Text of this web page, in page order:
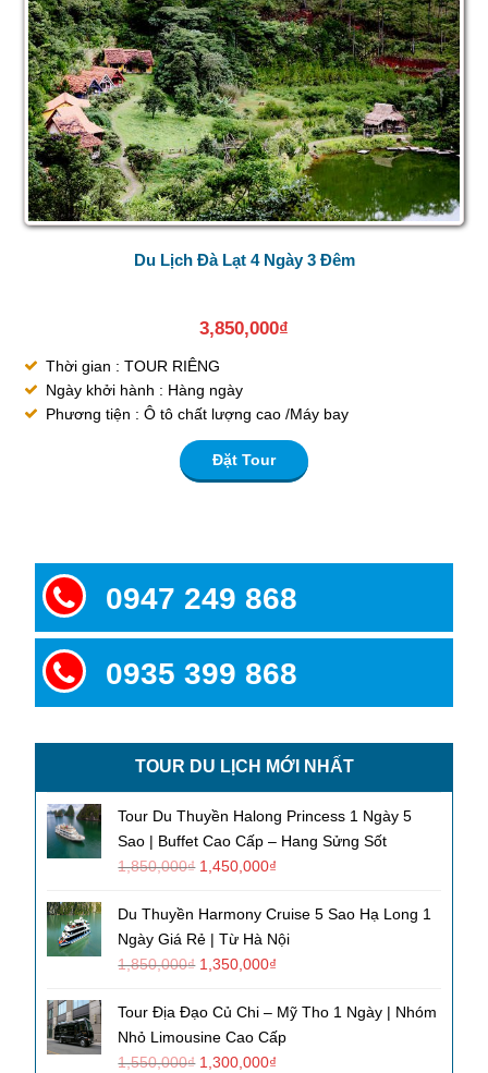
Du Lịch Đà Lạt 4 Ngày 3 Đêm
3,850,000₫
Thời gian : TOUR RIÊNG
Ngày khởi hành : Hàng ngày
Phương tiện : Ô tô chất lượng cao /Máy bay
Đặt Tour
0947 249 868
0935 399 868
TOUR DU LỊCH MỚI NHẤT
Tour Du Thuyền Halong Princess 1 Ngày 5
Sao | Buffet Cao Cấp – Hang Sửng Sốt
1,850,000₫ 1,450,000₫
Du Thuyền Harmony Cruise 5 Sao Hạ Long 1
Ngày Giá Rẻ | Từ Hà Nội
1,850,000₫ 1,350,000₫
Tour Địa Đạo Củ Chi – Mỹ Tho 1 Ngày | Nhóm
Nhỏ Limousine Cao Cấp
1,550,000₫ 1,300,000₫